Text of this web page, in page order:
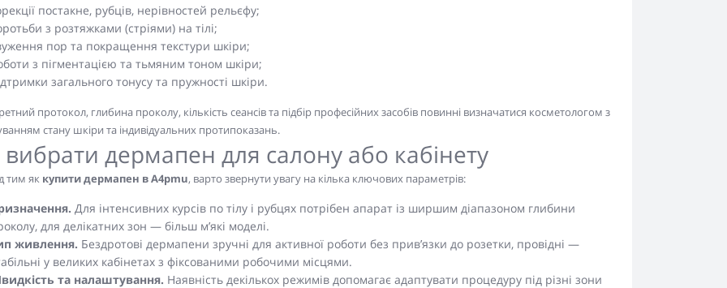
постакне, рубців, нерівностей рельєфу;
з розтяжками (стріями) на тілі;
пор та покращення текстури шкіри;
з пігментацією та тьмяним тоном шкіри;
загального тонусу та пружності шкіри.
протокол, глибина проколу, кількість сеансів та підбір професійних засобів повинні визначатися косметологом з
стану шкіри та індивідуальних протипоказань.
вибрати дермапен для салону або кабінету
тим як купити дермапен в A4pmu, варто звернути увагу на кілька ключових параметрів:
Для інтенсивних курсів по тілу і рубцях потрібен апарат із ширшим діапазоном глибини
для делікатних зон — більш м’які моделі.
живлення. Бездротові дермапени зручні для активної роботи без прив’язки до розетки, провідні —
у великих кабінетах з фіксованими робочими місцями.
та налаштування. Наявність декількох режимів допомагає адаптувати процедуру під різні зони